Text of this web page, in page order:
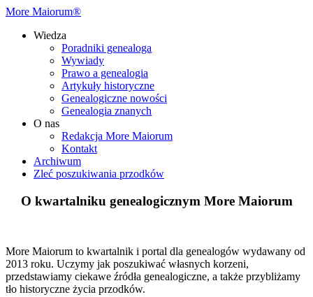
More Maiorum®
Wiedza
Poradniki genealoga
Wywiady
Prawo a genealogia
Artykuły historyczne
Genealogiczne nowości
Genealogia znanych
O nas
Redakcja More Maiorum
Kontakt
Archiwum
Zleć poszukiwania przodków
O kwartalniku genealogicznym More Maiorum
More Maiorum to kwartalnik i portal dla genealogów wydawany od
2013 roku. Uczymy jak poszukiwać własnych korzeni,
przedstawiamy ciekawe źródła genealogiczne, a także przybliżamy
tło historyczne życia przodków.